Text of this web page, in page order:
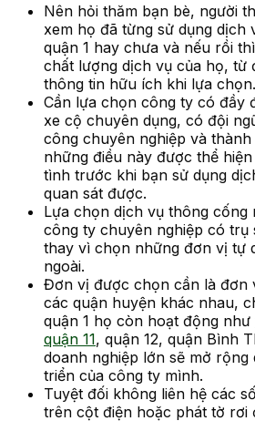
Nên hỏi thăm bạn bè, người
xem họ đã từng sử dụng dịch
quận 1 hay chưa và nếu rồi
chất lượng dịch vụ của họ, từ
thông tin hữu ích khi lựa chọn.
Cần lựa chọn công ty có đầy
xe cộ chuyên dụng, có đội
công chuyên nghiệp và
những điều này được thể
tình trước khi bạn sử dụng
quan sát được.
Lựa chọn dịch vụ thông cống
công ty chuyên nghiệp có
thay vì chọn những đơn vị tự
ngoài.
Đơn vị được chọn cần là đơn
các quận huyện khác nhau,
quận 1 họ còn hoạt động như
quận 11, quận 12, quận Bình
doanh nghiệp lớn sẽ mở
triển của công ty mình.
Tuyệt đối không liên hệ các
trên cột điện hoặc phát tờ